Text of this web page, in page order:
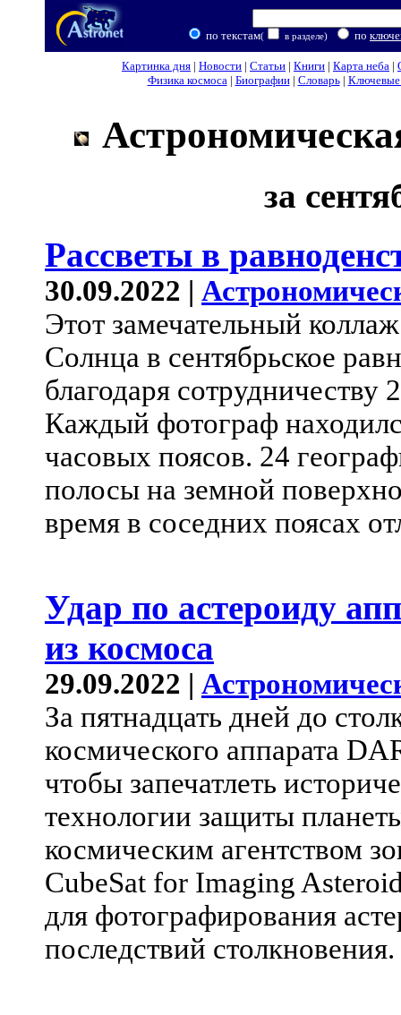
по текстам( в разделе) по
Картинка дня | Новости | Статьи | Книги | Карта неба |
Физика космоса| Биографии| Словарь| Ключевые
за
Рассветы в
30.09.2022 |
Этот замечательный
Солнца в сентябрьское
благодаря
Каждый фотограф
часовых поясов. 24
полосы на земной
время в соседних поясах
Удар по астероиду
из космоса
29.09.2022 |
За пятнадцать дней до
космического аппарата
чтобы запечатлеть
технологии защиты
космическим агентством
CubeSat for Imaging
для фотографирования
последствий столкновения.